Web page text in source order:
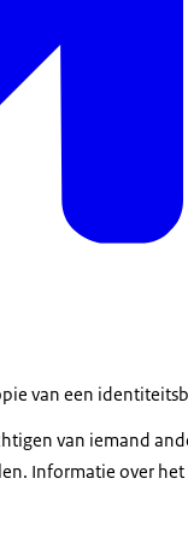
van een
van iemand
Informatie over